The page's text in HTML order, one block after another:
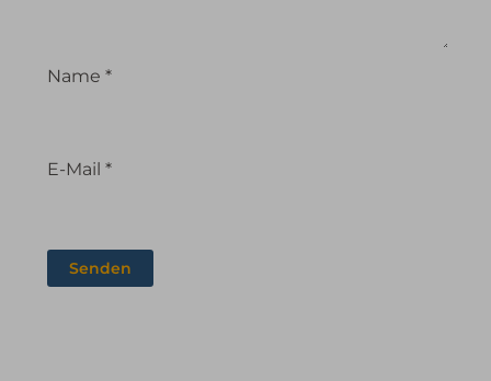
Name *
E-Mail *